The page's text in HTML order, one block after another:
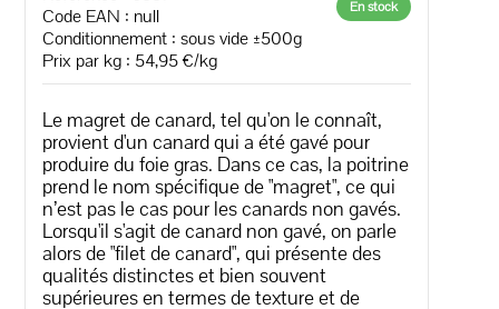
Code EAN : null
Conditionnement : sous vide ±500g
Prix par kg : 54,95 €/kg
En stock
Le magret de canard, tel qu'on le connaît,
provient d'un canard qui a été gavé pour
produire du foie gras. Dans ce cas, la poitrine
prend le nom spécifique de "magret", ce qui
n’est pas le cas pour les canards non gavés.
Lorsqu'il s'agit de canard non gavé, on parle
alors de "filet de canard", qui présente des
qualités distinctes et bien souvent
supérieures en termes de texture et de